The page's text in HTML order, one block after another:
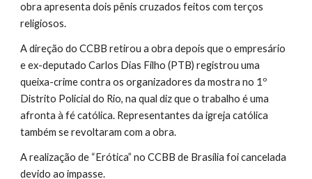
obra apresenta dois pênis cruzados feitos com terços
religiosos.
A direção do CCBB retirou a obra depois que o empresário
e ex-deputado Carlos Dias Filho (PTB) registrou uma
queixa-crime contra os organizadores da mostra no 1º
Distrito Policial do Rio, na qual diz que o trabalho é uma
afronta à fé católica. Representantes da igreja católica
também se revoltaram com a obra.
A realização de “Erótica” no CCBB de Brasília foi cancelada
devido ao impasse.